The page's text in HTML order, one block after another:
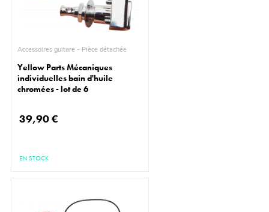
Accessoires guitare - Pièce détachée
Yellow Parts Mécaniques
individuelles bain d'huile
chromées - lot de 6
39,90 €
EN STOCK